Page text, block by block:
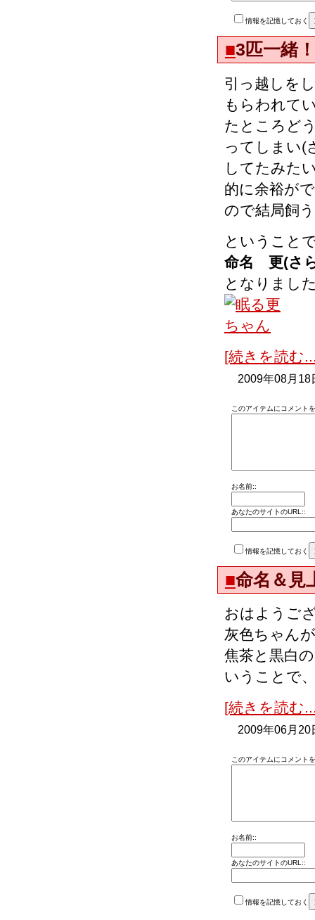
情報を記憶しておく
■3匹一緒！
引っ越しを
もらわれて
たところど
ってしまい(
してたみた
的に余裕が
ので結局飼
ということ
命名 更(さ
となりまし
[続きを読む
2009年08月
このアイテムにコメント
お名前::
あなたのサイトのURL::
情報を記憶しておく
■命名＆見
おはようご
灰色ちゃん
焦茶と黒白
いうことで
[続きを読む
2009年06月
このアイテムにコメント
お名前::
あなたのサイトのURL::
情報を記憶しておく